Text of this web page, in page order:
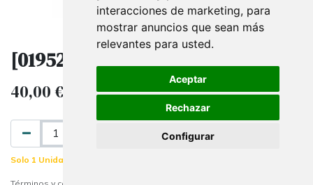
interacciones de marketing, para
mostrar anuncios que sean más
relevantes para usted.
Aceptar
Rechazar
Configurar
[019528] Busto de 30 cm
40,00€ IVA excluido
AÑADIR AL CARRITO
Solo 1 Unidades disponibles.